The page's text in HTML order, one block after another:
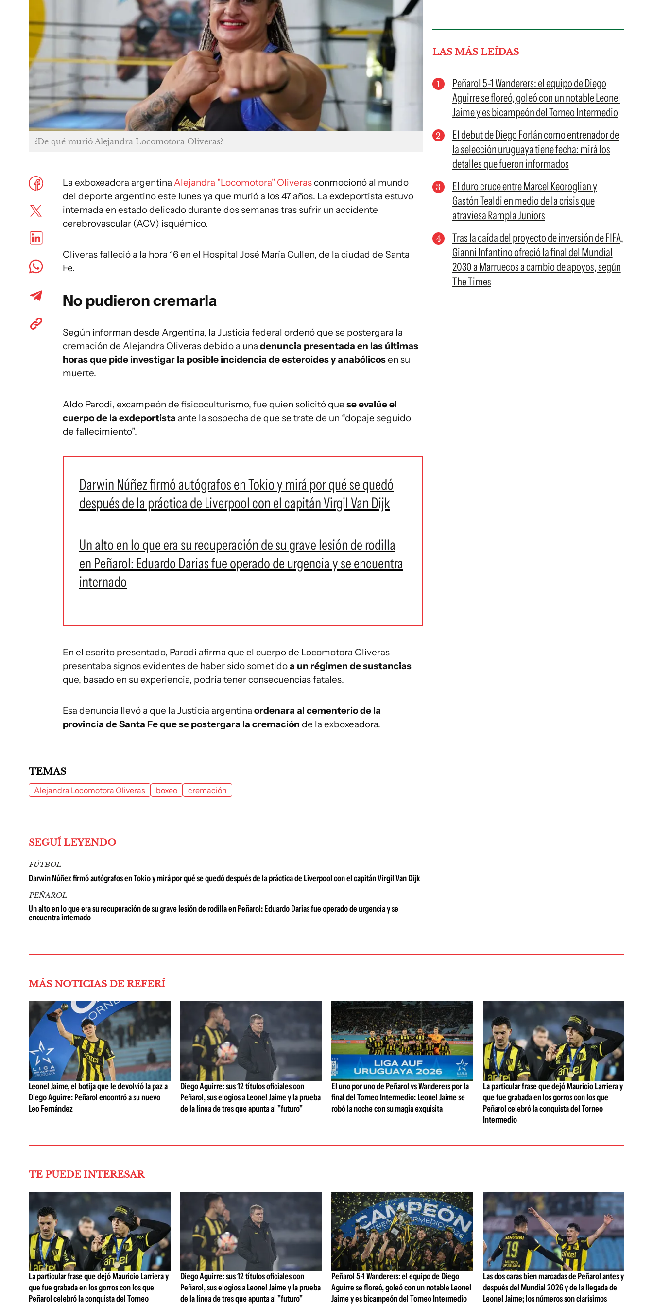
¿De qué murió Alejandra Locomotora Oliveras?
La exboxeadora argentina Alejandra "Locomotora" Oliverasconmocionó al mundo
del deporte argentino este lunes ya que murió a los 47 años. La exdeportista estuvo
internada en estado delicado durante dos semanas tras sufrir un accidente
cerebrovascular (ACV) isquémico.
Oliveras falleció a la hora 16 en el Hospital José María Cullen, de la ciudad de Santa
Fe.
No pudieron cremarla
Según informan desde Argentina, la Justicia federal ordenó que se postergara la
cremación de Alejandra Oliveras debido a una denuncia presentada en las últimas
horasque pide investigar la posible incidencia de esteroides y anabólicosen su
muerte.
Aldo Parodi, excampeón de fisicoculturismo, fue quien solicitó que se evalúe el
cuerpo de la exdeportista ante la sospecha de que se trate de un “dopaje seguido
de fallecimiento”.
Darwin Núñez firmó autógrafos en Tokio y mirá por qué se quedó
después de la práctica de Liverpool con el capitán Virgil Van Dijk
Un alto en lo que era su recuperación de su grave lesión de rodilla
en Peñarol: Eduardo Darias fue operado de urgencia y se encuentra
internado
En el escrito presentado, Parodi afirma que el cuerpo de Locomotora Oliveras
presentaba signos evidentes de haber sido sometidoa un régimen de sustancias
que, basado en su experiencia, podría tener consecuencias fatales.
Esa denuncia llevó a que la Justicia argentina ordenara al cementerio de la
provincia de Santa Fe que se postergara la cremación de la exboxeadora.
LAS MÁS LEÍDAS
Peñarol 5-1 Wanderers: el equipo de Diego
Aguirre se floreó, goleó con un notable Leonel
Jaime y es bicampeón del Torneo Intermedio
El debut de Diego Forlán como entrenador de
la selección uruguaya tiene fecha: mirá los
detalles que fueron informados
El duro cruce entre Marcel Keoroglian y
Gastón Tealdi en medio de la crisis que
atraviesa Rampla Juniors
Tras la caída del proyecto de inversión de FIFA,
Gianni Infantino ofreció la final del Mundial
2030 a Marruecos a cambio de apoyos, según
The Times
TEMAS
Alejandra Locomotora Oliveras boxeo cremación
SEGUÍ LEYENDO
FÚTBOL
Darwin Núñez firmó autógrafos en Tokio y mirá por qué se quedó después de la práctica de Liverpool con el capitán Virgil Van Dijk
PEÑAROL
Un alto en lo que era su recuperación de su grave lesión de rodilla en Peñarol: Eduardo Darias fue operado de urgencia y se
encuentra internado
MÁS NOTICIAS DE REFERÍ
Leonel Jaime, el botija que le devolvió la paz a
Diego Aguirre: Peñarol encontró a su nuevo
Leo Fernández
Diego Aguirre: sus 12 títulos oficiales con
Peñarol, sus elogios a Leonel Jaime y la prueba
de la línea de tres que apunta al "futuro"
El uno por uno de Peñarol vs Wanderers por la
final del Torneo Intermedio: Leonel Jaime se
robó la noche con su magia exquisita
La particular frase que dejó Mauricio Larriera y
que fue grabada en los gorros con los que
Peñarol celebró la conquista del Torneo
Intermedio
TE PUEDE INTERESAR
La particular frase que dejó Mauricio Larriera y
que fue grabada en los gorros con los que
Peñarol celebró la conquista del Torneo
Diego Aguirre: sus 12 títulos oficiales con
Peñarol, sus elogios a Leonel Jaime y la prueba
de la línea de tres que apunta al "futuro"
Peñarol 5-1 Wanderers: el equipo de Diego
Aguirre se floreó, goleó con un notable Leonel
Jaime y es bicampeón del Torneo Intermedio
Las dos caras bien marcadas de Peñarol antes y
después del Mundial 2026 y de la llegada de
Leonel Jaime; los números son clarísimos